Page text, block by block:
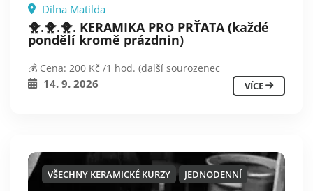
Dílna Matilda
🐥.🐥.🐥. KERAMIKA PRO PRŤATA (každé
pondělí kromě prázdnin)
💰 Cena: 200 Kč /1 hod. (další sourozenec
14. 9. 2026 VÍCE
VŠECHNY KERAMICKÉ KURZY JEDNODENNÍ